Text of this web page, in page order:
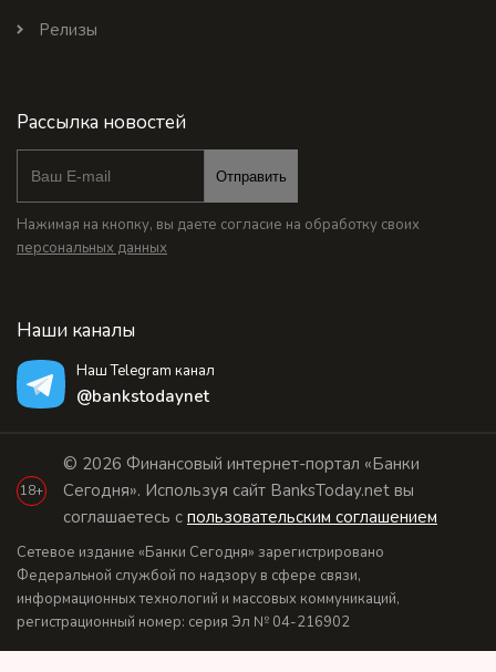
Релизы
Рассылка новостей
Отправить
Нажимая на кнопку, вы даете согласие на обработку своих
персональных данных
Наши каналы
Наш Telegram канал
@bankstodaynet
18+
© 2026 Финансовый интернет-портал «Банки
Сегодня». Используя сайт BanksToday.net вы
соглашаетесь с пользовательским соглашением
Сетевое издание «Банки Сегодня» зарегистрировано
Федеральной службой по надзору в сфере связи,
информационных технологий и массовых коммуникаций,
регистрационный номер: серия Эл № 04-216902